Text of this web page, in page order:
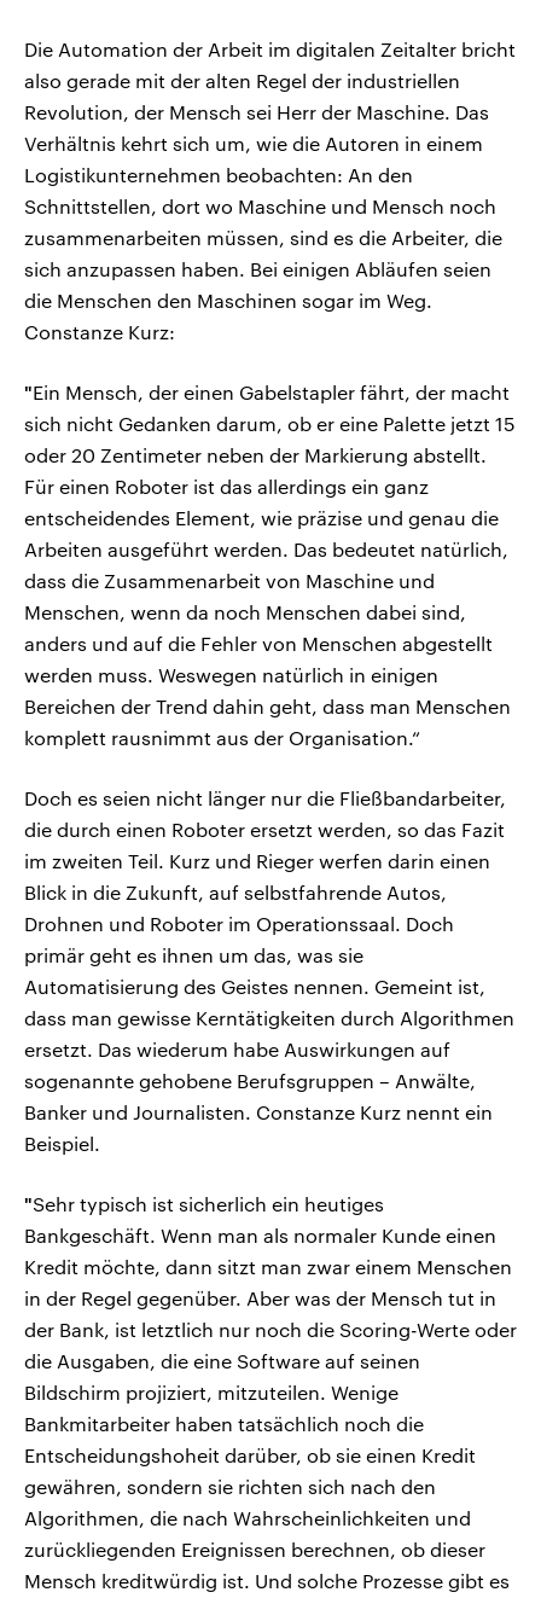
Die Automation der Arbeit im digitalen Zeitalter bricht
also gerade mit der alten Regel der industriellen
Revolution, der Mensch sei Herr der Maschine. Das
Verhältnis kehrt sich um, wie die Autoren in einem
Logistikunternehmen beobachten: An den
Schnittstellen, dort wo Maschine und Mensch noch
zusammenarbeiten müssen, sind es die Arbeiter, die
sich anzupassen haben. Bei einigen Abläufen seien
die Menschen den Maschinen sogar im Weg.
Constanze Kurz:
"Ein Mensch, der einen Gabelstapler fährt, der macht
sich nicht Gedanken darum, ob er eine Palette jetzt 15
oder 20 Zentimeter neben der Markierung abstellt.
Für einen Roboter ist das allerdings ein ganz
entscheidendes Element, wie präzise und genau die
Arbeiten ausgeführt werden. Das bedeutet natürlich,
dass die Zusammenarbeit von Maschine und
Menschen, wenn da noch Menschen dabei sind,
anders und auf die Fehler von Menschen abgestellt
werden muss. Weswegen natürlich in einigen
Bereichen der Trend dahin geht, dass man Menschen
komplett rausnimmt aus der Organisation.“
Doch es seien nicht länger nur die Fließbandarbeiter,
die durch einen Roboter ersetzt werden, so das Fazit
im zweiten Teil. Kurz und Rieger werfen darin einen
Blick in die Zukunft, auf selbstfahrende Autos,
Drohnen und Roboter im Operationssaal. Doch
primär geht es ihnen um das, was sie
Automatisierung des Geistes nennen. Gemeint ist,
dass man gewisse Kerntätigkeiten durch Algorithmen
ersetzt. Das wiederum habe Auswirkungen auf
sogenannte gehobene Berufsgruppen – Anwälte,
Banker und Journalisten. Constanze Kurz nennt ein
Beispiel.
"Sehr typisch ist sicherlich ein heutiges
Bankgeschäft. Wenn man als normaler Kunde einen
Kredit möchte, dann sitzt man zwar einem Menschen
in der Regel gegenüber. Aber was der Mensch tut in
der Bank, ist letztlich nur noch die Scoring-Werte oder
die Ausgaben, die eine Software auf seinen
Bildschirm projiziert, mitzuteilen. Wenige
Bankmitarbeiter haben tatsächlich noch die
Entscheidungshoheit darüber, ob sie einen Kredit
gewähren, sondern sie richten sich nach den
Algorithmen, die nach Wahrscheinlichkeiten und
zurückliegenden Ereignissen berechnen, ob dieser
Mensch kreditwürdig ist. Und solche Prozesse gibt es